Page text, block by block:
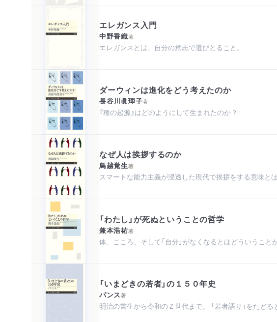
エレガンス入門
中野香織著
エレガンスとは、自分の意志で選びとること。
ダーウィンは進化をどう考えたのか
長谷川眞理子著
『種の起源』はどのようにして生まれたのか？
なぜ人は挨拶するのか
鳥越覚生著
スマートな能力主義が浸透した現代で挨拶をする意味と
「わたし」が死ぬということの哲学
兼本浩祐著
体、こころ、そして「自分」がなくなるとはどういうこと
「いまどきの若者」の１５０年史
パンス著
明治の書生から令和のＺ世代まで。 「若者語り」をたどる